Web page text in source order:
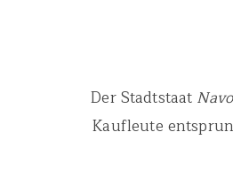
Der Stadtstaat
Kaufleute